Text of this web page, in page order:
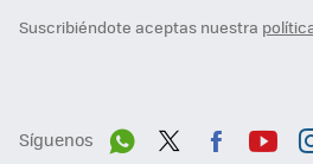
Suscribiéndote aceptas nuestra
Síguenos